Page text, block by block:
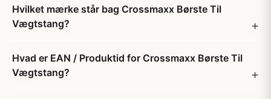
Hvilket mærke står bag Crossmaxx Børste Til
Vægtstang?
Hvad er EAN / Produktid for Crossmaxx Børste Til
Vægtstang?